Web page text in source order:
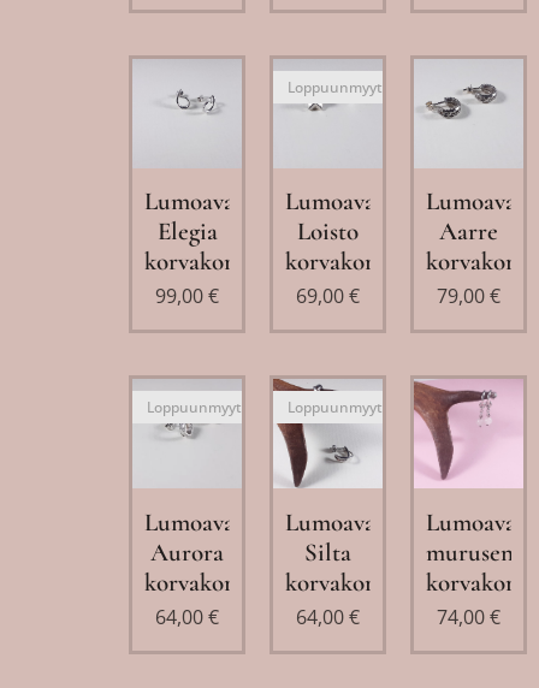
Lumoava
Elegia
korvakorut
99,00€
Lumoava
Loisto
korvakorut
Loppuunmyyty
69,00€
Lumoava
Aarre
korvakorut
79,00€
Lumoava
Aurora
korvakorut
Loppuunmyyty
64,00€
Lumoava
Silta
korvakorut
Loppuunmyyty
64,00€
Lumoava
muruseni
korvakorut
74,00€